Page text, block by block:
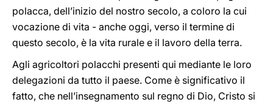
polacca, dell’inizio del nostro secolo, a coloro la cui
vocazione di vita - anche oggi, verso il termine di
questo secolo, è la vita rurale e il lavoro della terra.
Agli agricoltori polacchi presenti qui mediante le loro
delegazioni da tutto il paese. Come è significativo il
fatto, che nell’insegnamento sul regno di Dio, Cristo si